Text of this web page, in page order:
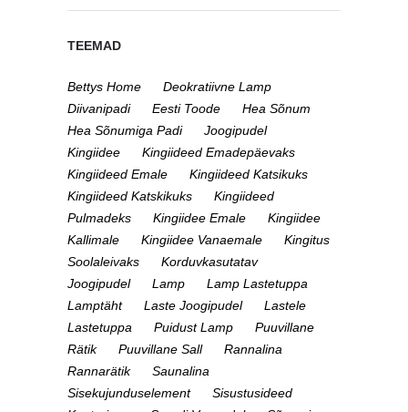
TEEMAD
Bettys Home
Deokratiivne Lamp
Diivanipadi
Eesti Toode
Hea Sõnum
Hea Sõnumiga Padi
Joogipudel
Kingiidee
Kingiideed Emadepäevaks
Kingiideed Emale
Kingiideed Katsikuks
Kingiideed Katskikuks
Kingiideed
Pulmadeks
Kingiidee Emale
Kingiidee
Kallimale
Kingiidee Vanaemale
Kingitus
Soolaleivaks
Korduvkasutatav
Joogipudel
Lamp
Lamp Lastetuppa
Lamptäht
Laste Joogipudel
Lastele
Lastetuppa
Puidust Lamp
Puuvillane
Rätik
Puuvillane Sall
Rannalina
Rannarätik
Saunalina
Sisekujunduselement
Sisustusideed